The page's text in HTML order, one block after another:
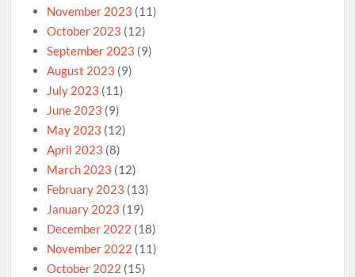
November 2023 (11)
October 2023 (12)
September 2023 (9)
August 2023 (9)
July 2023 (11)
June 2023 (9)
May 2023 (12)
April 2023 (8)
March 2023 (12)
February 2023 (13)
January 2023 (19)
December 2022 (18)
November 2022 (11)
October 2022 (15)